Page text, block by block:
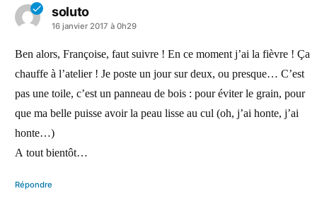
soluto
a
dit :
16 janvier 2017 à 0h29
Ben alors, Françoise, faut suivre ! En ce moment j’ai la fièvre ! Ça
chauffe à l’atelier ! Je poste un jour sur deux, ou presque… C’est
pas une toile, c’est un panneau de bois : pour éviter le grain, pour
que ma belle puisse avoir la peau lisse au cul (oh, j’ai honte, j’ai
honte…)
A tout bientôt…
Répondre